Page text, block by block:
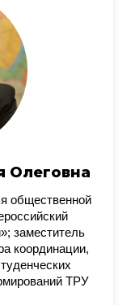
Олеговна
общественной
заместитель
координации,
ТРУ